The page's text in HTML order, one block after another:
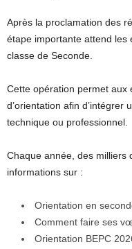
Après la proclamation des
étape importante attend les
classe de Seconde.
Cette opération permet
d’orientation afin d’intégrer
technique ou professionnel.
Chaque année, des milliers
informations sur :
Orientation en
Comment faire ses
Orientation BEPC